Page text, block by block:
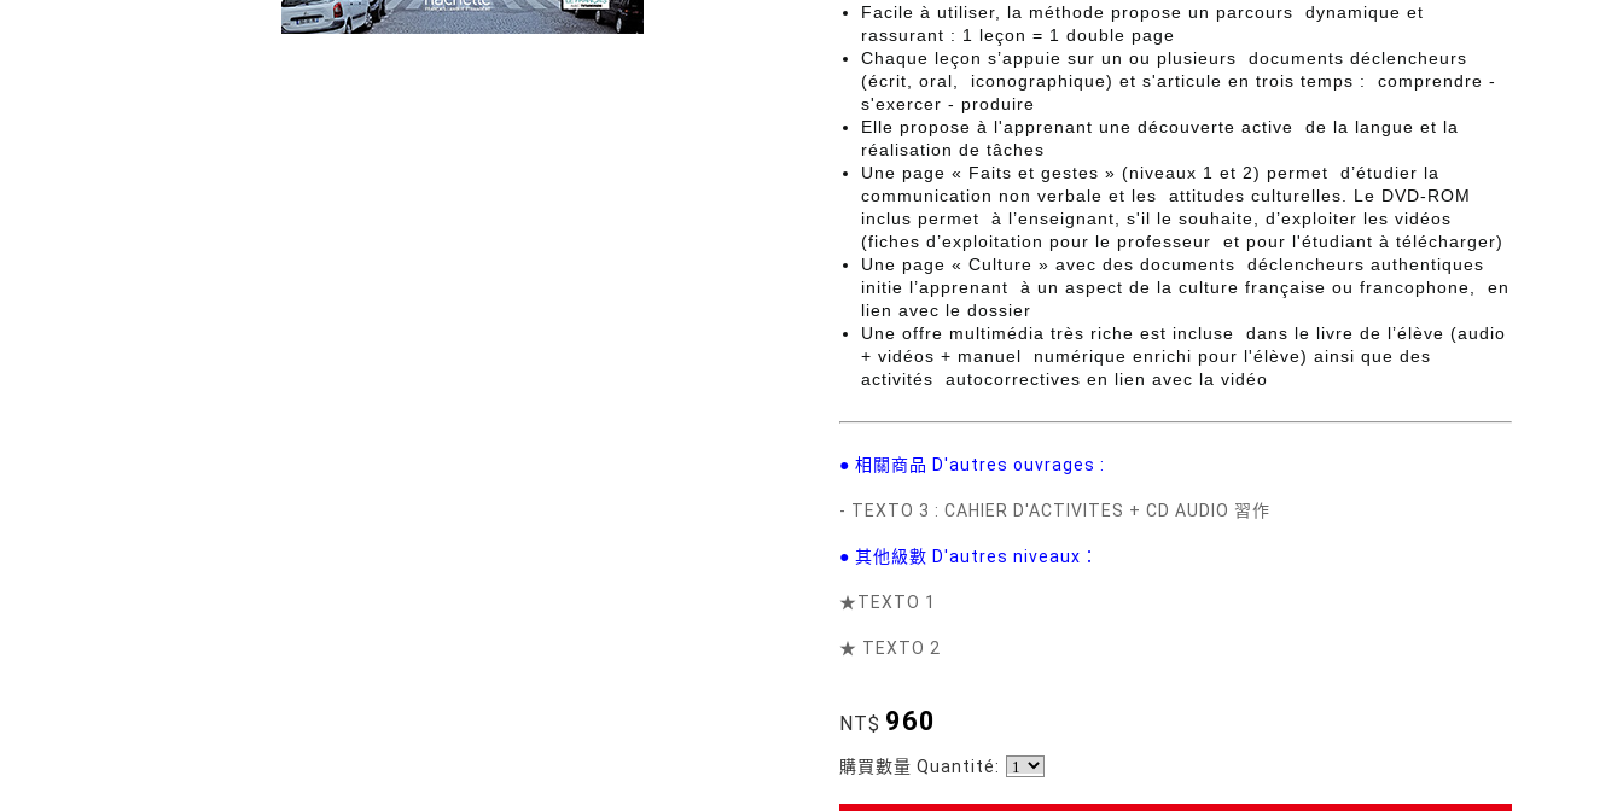
Facile à utiliser, la méthode propose un parcours dynamique et
rassurant : 1 leçon = 1 double page
Chaque leçon s’appuie sur un ou plusieurs documents déclencheurs
(écrit, oral, iconographique) et s'articule en trois temps : comprendre -
s'exercer - produire
Elle propose à l'apprenant une découverte active de la langue et la
réalisation de tâches
Une page « Faits et gestes » (niveaux 1 et 2) permet d’étudier la
communication non verbale et les attitudes culturelles. Le DVD-ROM
inclus permet à l’enseignant, s'il le souhaite, d’exploiter les vidéos
(fiches d’exploitation pour le professeur et pour l'étudiant à télécharger)
Une page « Culture » avec des documents déclencheurs authentiques
initie l’apprenant à un aspect de la culture française ou francophone, en
lien avec le dossier
Une offre multimédia très riche est incluse dans le livre de l’élève (audio
+ vidéos + manuel numérique enrichi pour l'élève) ainsi que des
activités autocorrectives en lien avec la vidéo
● 相關商品 D'autres ouvrages :
- TEXTO 3 : CAHIER D'ACTIVITES + CD AUDIO 習作
● 其他級數 D'autres niveaux：
★TEXTO 1
★ TEXTO 2
NT$ 960
購買數量 Quantité: